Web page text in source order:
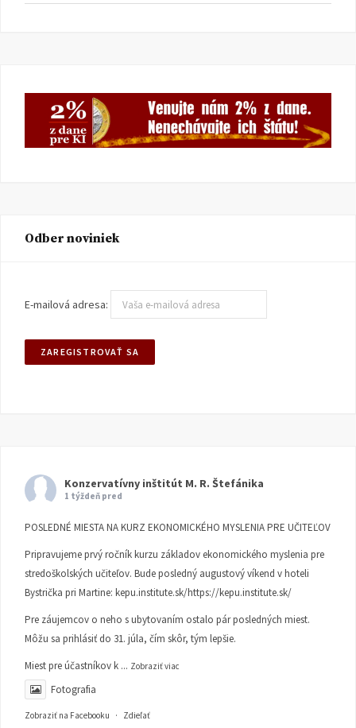
Odber noviniek
E-mailová adresa:
Konzervatívny inštitút M. R. Štefánika
1 týždeň pred
POSLEDNÉ MIESTA NA KURZ EKONOMICKÉHO MYSLENIA PRE UČITEĽOV
Pripravujeme prvý ročník kurzu základov ekonomického myslenia pre
stredoškolských učiteľov. Bude posledný augustový víkend v hoteli
Bystrička pri Martine: kepu.institute.sk/https://kepu.institute.sk/
Pre záujemcov o neho s ubytovaním ostalo pár posledných miest.
Môžu sa prihlásiť do 31. júla, čím skôr, tým lepšie.
Miest pre účastníkov k ... Zobraziť viac
Fotografia
Zobraziť na Facebooku · Zdieľať